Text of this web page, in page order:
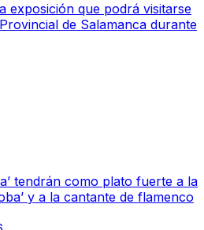
exposición que podrá visitarse
de Salamanca durante
tendrán como plato fuerte a la
y a la cantante de flamenco